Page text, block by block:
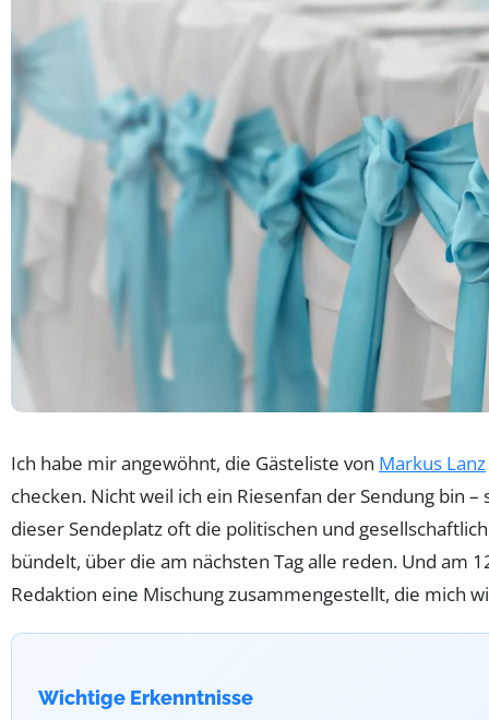
Ich habe mir angewöhnt, die Gästeliste von Markus Lanz
checken. Nicht weil ich ein Riesenfan der Sendung bin
dieser Sendeplatz oft die politischen und
bündelt, über die am nächsten Tag alle reden. Und am
Redaktion eine Mischung zusammengestellt, die mich
Wichtige Erkenntnisse